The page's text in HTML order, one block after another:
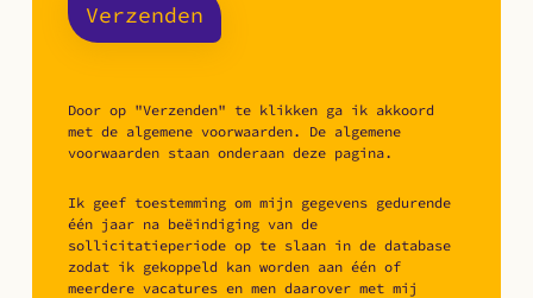
Verzenden
Door op "Verzenden" te klikken ga ik akkoord
met de algemene voorwaarden. De algemene
voorwaarden staan onderaan deze pagina.
Ik geef toestemming om mijn gegevens gedurende
één jaar na beëindiging van de
sollicitatieperiode op te slaan in de database
zodat ik gekoppeld kan worden aan één of
meerdere vacatures en men daarover met mij